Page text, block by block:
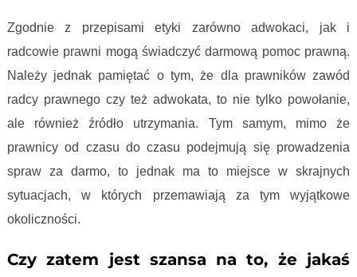
Zgodnie z przepisami etyki zarówno adwokaci, jak i
radcowie prawni mogą świadczyć darmową pomoc prawną.
Należy jednak pamiętać o tym, że dla prawników zawód
radcy prawnego czy też adwokata, to nie tylko powołanie,
ale również źródło utrzymania. Tym samym, mimo że
prawnicy od czasu do czasu podejmują się prowadzenia
spraw za darmo, to jednak ma to miejsce w skrajnych
sytuacjach, w których przemawiają za tym wyjątkowe
okoliczności.
Czy zatem jest szansa na to, że jakaś